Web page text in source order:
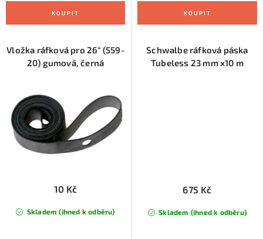
Vložka ráfková pro 26" (559-
20) gumová, černá
Skladem (ihned k odběru)
10 Kč
Schwalbe ráfková páska
Tubeless 23 mm x10 m
Skladem (ihned k odběru)
675 Kč